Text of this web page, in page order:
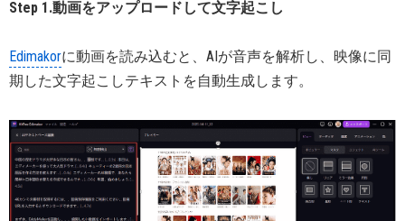
Step 1.動画をアップロードして文字起こし
Edimakorに動画を読み込むと、AIが音声を解析し、映像に同
期した文字起こしテキストを自動生成します。